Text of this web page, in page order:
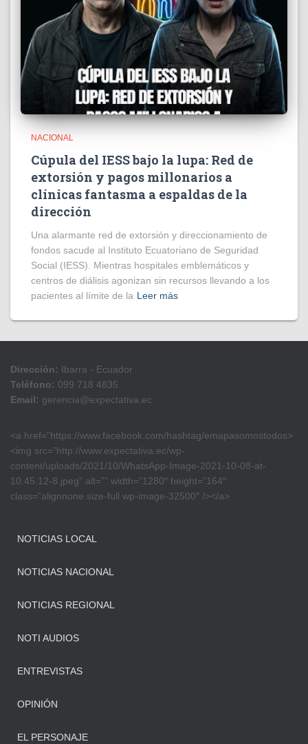
NACIONAL
Cúpula del IESS bajo la lupa: Red de
extorsión y pagos millonarios a
clínicas fantasma a espaldas de la
dirección
​Una alarmante red de extorsión y direccionamiento de
fondos sacude al Instituto Ecuatoriano de Seguridad
Social (IESS). Mientras hospitales emblemáticos y
centros de diálisis agonizan sin recursos llevando a los
pacientes al límite de la Leer más
Dirección: Ibarra - Ecuador
Teléfono: 099 718 4835
Email: gerencia@expectativa.ec
<a href=”https://www.facebook.com/hashtag/emapasomostodos>
<img src=”http://www.expectativa.ec/wp-
content/uploads/2021/10/WhatsApp-Image-2021-10-08-at-
10.45.12-8.jpeg” alt=”” width=”1280″ height=”164″
class=”alignnone size-full wp-image-32500″ /></a>
NOTICIAS LOCAL
NOTICIAS NACIONAL
NOTICIAS REGIONAL
NOTI AUDIOS
ENTREVISTAS
OPINIÓN
EL PERSONAJE